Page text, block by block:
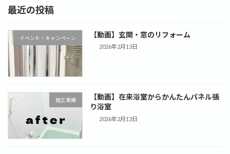
最近の投稿
イベント・キャンペーン 【動画】玄関・窓のリフォーム
2026年2月13日
施工実績
【動画】在来浴室からかんたんパネル張
り浴室
2026年2月13日